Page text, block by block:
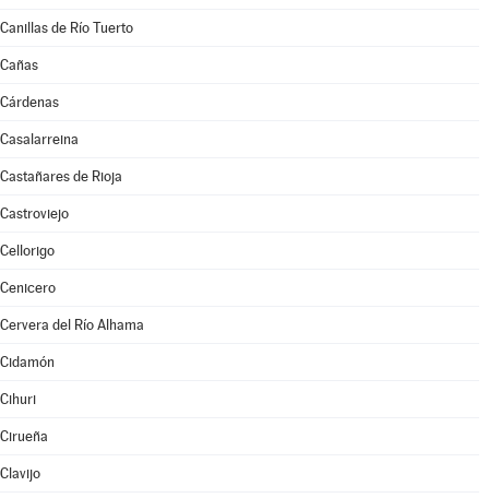
Canillas de Río Tuerto
Cañas
Cárdenas
Casalarreina
Castañares de Rioja
Castroviejo
Cellorigo
Cenicero
Cervera del Río Alhama
Cidamón
Cihuri
Cirueña
Clavijo